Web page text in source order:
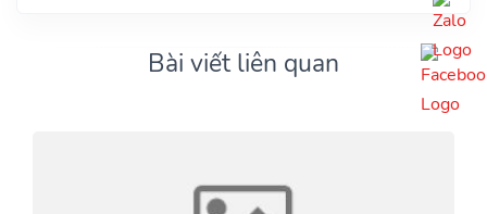
Bài viết liên quan